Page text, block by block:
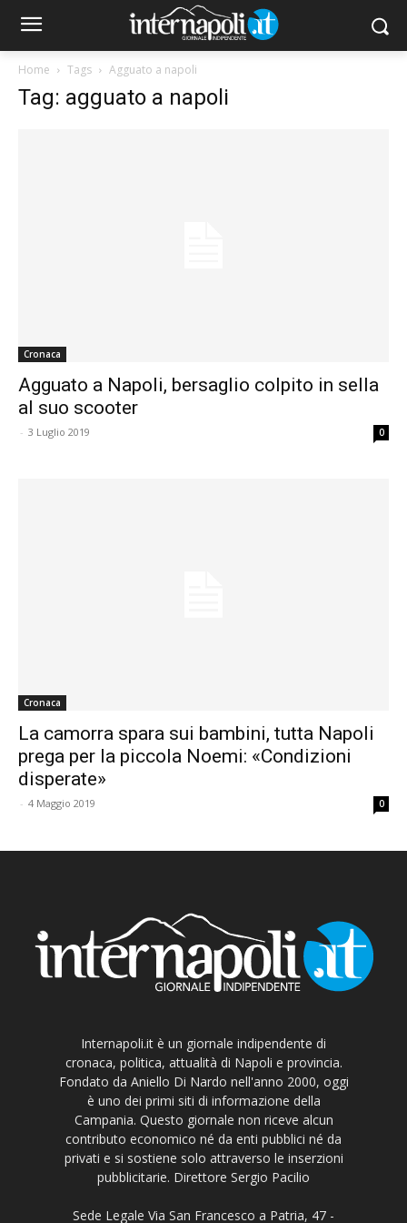
Home Tags Agguato a napoli
Tag: agguato a napoli
Cronaca
Agguato a Napoli, bersaglio colpito in sella
al suo scooter
- 3 Luglio 2019 0
Cronaca
La camorra spara sui bambini, tutta Napoli
prega per la piccola Noemi: «Condizioni
disperate»
- 4 Maggio 2019 0
Internapoli.it è un giornale indipendente di
cronaca, politica, attualità di Napoli e provincia.
Fondato da Aniello Di Nardo nell'anno 2000, oggi
è uno dei primi siti di informazione della
Campania. Questo giornale non riceve alcun
contributo economico né da enti pubblici né da
privati e si sostiene solo attraverso le inserzioni
pubblicitarie. Direttore Sergio Pacilio
Sede Legale Via San Francesco a Patria, 47 -